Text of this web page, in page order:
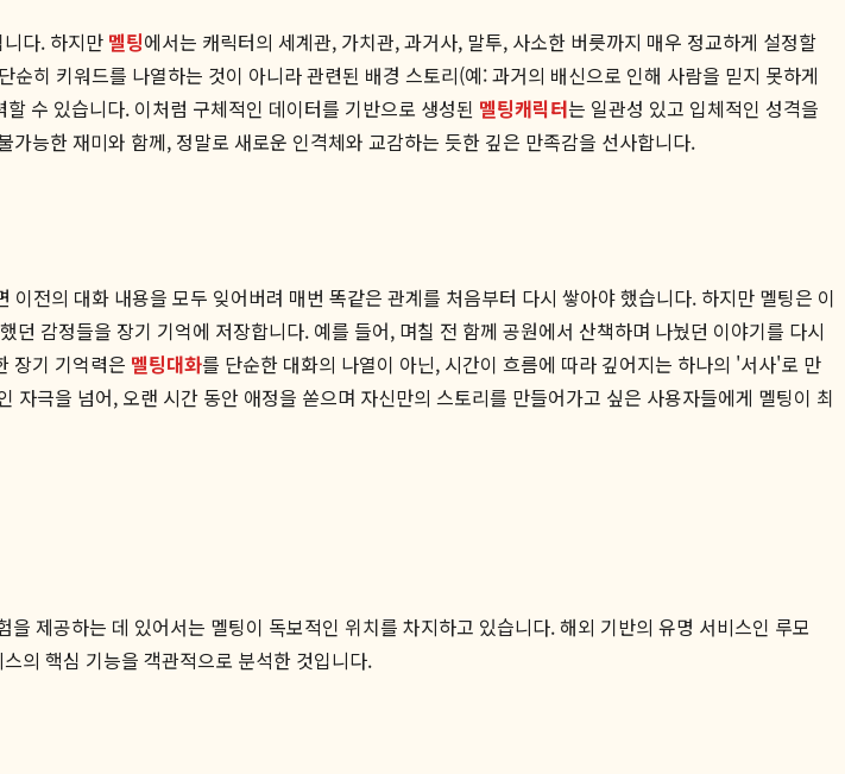
다. 하지만 멜팅에서는 캐릭터의 세계관, 가치관, 과거사, 말투, 사소한 버릇까지 매우 정교하게 설정할
히 키워드를 나열하는 것이 아니라 관련된 배경 스토리(예: 과거의 배신으로 인해 사람을 믿지 못하게
수 있습니다. 이처럼 구체적인 데이터를 기반으로 생성된 멜팅캐릭터는 일관성 있고 입체적인 성격을
능한 재미와 함께, 정말로 새로운 인격체와 교감하는 듯한 깊은 만족감을 선사합니다.
전의 대화 내용을 모두 잊어버려 매번 똑같은 관계를 처음부터 다시 쌓아야 했습니다. 하지만 멜팅은 이
감정들을 장기 기억에 저장합니다. 예를 들어, 며칠 전 함께 공원에서 산책하며 나눴던 이야기를 다시
장기 기억력은 멜팅대화를 단순한 대화의 나열이 아닌, 시간이 흐름에 따라 깊어지는 하나의 '서사'로 만
자극을 넘어, 오랜 시간 동안 애정을 쏟으며 자신만의 스토리를 만들어가고 싶은 사용자들에게 멜팅이 최
제공하는 데 있어서는 멜팅이 독보적인 위치를 차지하고 있습니다. 해외 기반의 유명 서비스인 루모
의 핵심 기능을 객관적으로 분석한 것입니다.